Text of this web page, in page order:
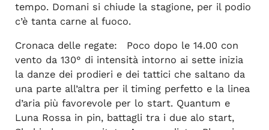
tempo. Domani si chiude la stagione, per il podio
c’è tanta carne al fuoco.
Cronaca delle regate: Poco dopo le 14.00 con
vento da 130° di intensità intorno ai sette inizia
la danze dei prodieri e dei tattici che saltano da
una parte all’altra per il timing perfetto e la linea
d’aria più favorevole per lo start. Quantum e
Luna Rossa in pin, battagli tra i due alo start,